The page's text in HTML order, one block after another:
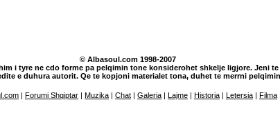
© Albasoul.com 1998-2007
i tyre ne cdo forme pa pelqimin tone konsiderohet shkelje ligjore. Jeni
e duhura autorit. Qe te kopjoni materialet tona, duhet te merrni
| Forumi Shqiptar | Muzika | Chat | Galeria | Lajme | Historia | Letersia | Filma